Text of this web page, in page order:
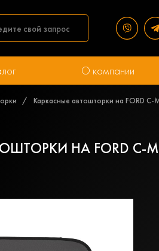
О компании
Каркасные автошторки на FORD C-
НА FORD C-